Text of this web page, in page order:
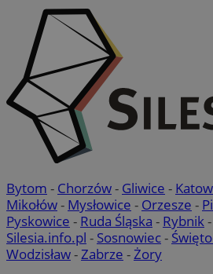
Bytom - Chorzów- Gliwice -
Mikołów- Mysłowice - Orzesze -
Pyskowice - Ruda Śląska - Rybnik-
Silesia.info.pl - Sosnowiec-
Wodzisław-Zabrze -Żory